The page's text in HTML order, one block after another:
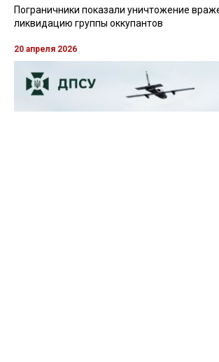
Пограничники показали уничтожение
ликвидацию группы оккупантов
20 апреля 2026